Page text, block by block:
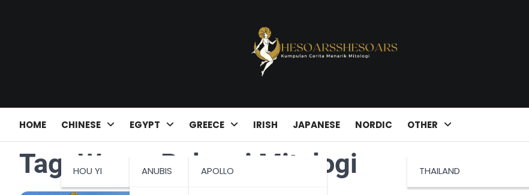
HOME CHINESE
HOU YI
EGYPT
ANUBIS
GREECE
APOLLO
IRISH JAPANESE NORDIC OTHER
THAILAND
Tag:Warna Pelangi Mitologi